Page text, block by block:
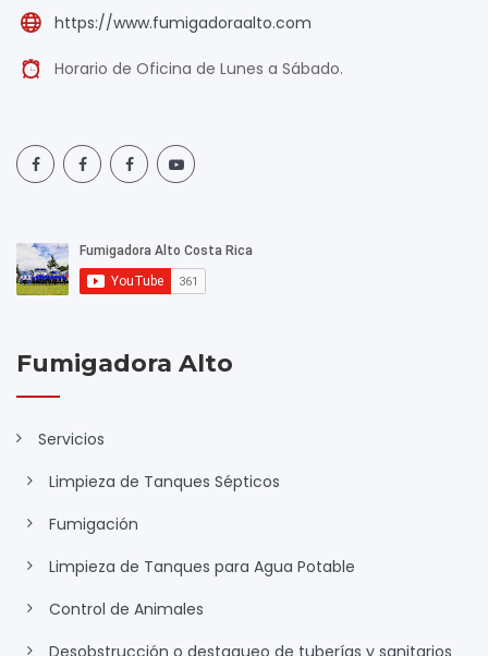
https://www.fumigadoraalto.com
Horario de Oficina de Lunes a Sábado.
Fumigadora Alto
Servicios
Limpieza de Tanques Sépticos
Fumigación
Limpieza de Tanques para Agua Potable
Control de Animales